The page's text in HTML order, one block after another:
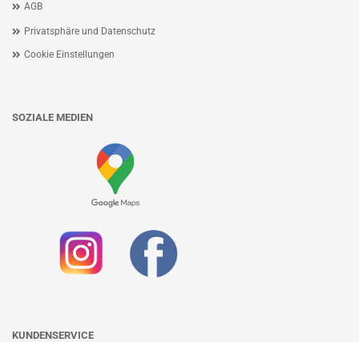
AGB
Privatsphäre und Datenschutz
Cookie Einstellungen
SOZIALE MEDIEN
KUNDENSERVICE